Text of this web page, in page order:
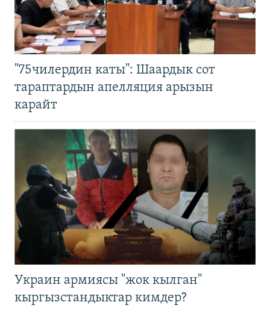
"75чилердин каты": Шаардык сот
тараптардын апелляция арызын
карайт
Украин армиясы "жок кылган"
кыргызстандыктар кимдер?